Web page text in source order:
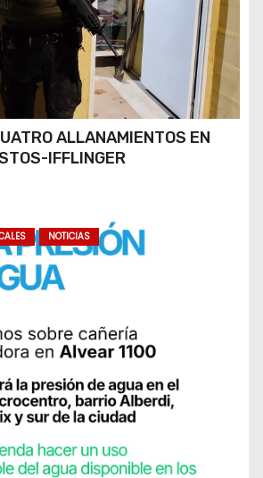
ALLANAMIENTOS EN
IFFLINGER
NOTICIAS